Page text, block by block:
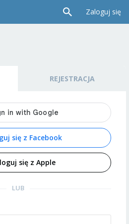
Zaloguj się
REJESTRACJA
się z Facebook
się z Apple
LUB